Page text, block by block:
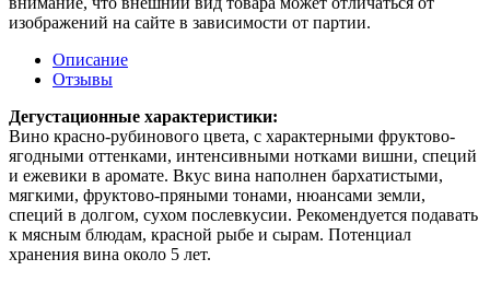
изображений на сайте в зависимости от партии.
Описание
Отзывы
Дегустационные характеристики:
Вино красно-рубинового цвета, с характерными фруктово-
ягодными оттенками, интенсивными нотками вишни, специй
и ежевики в аромате. Вкус вина наполнен бархатистыми,
мягкими, фруктово-пряными тонами, нюансами земли,
специй в долгом, сухом послевкусии. Рекомендуется подавать
к мясным блюдам, красной рыбе и сырам. Потенциал
хранения вина около 5 лет.